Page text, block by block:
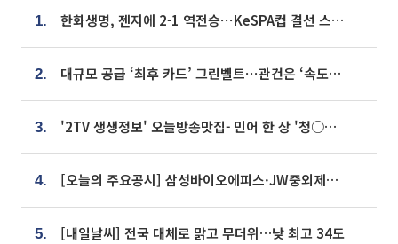
1. 한화생명, 젠지에 2-1 역전승⋯KeSPA컵 결선 스테이지 2 직행
2. 대규모 공급 ‘최후 카드’ 그린벨트⋯관건은 ‘속도’ [주택공급 승부수의 조건]
3. '2TV 생생정보' 오늘방송맛집- 민어 한 상 '청○○○' vs 전복 한 상 '명○'
4. [오늘의 주요공시] 삼성바이오에피스·JW중외제약·한미반도체·SK바이오사이언스 등
5. [내일날씨] 전국 대체로 맑고 무더위…낮 최고 34도